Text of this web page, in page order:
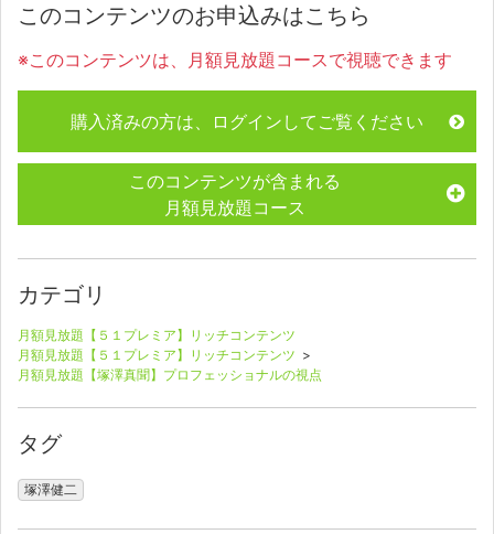
このコンテンツのお申込みはこちら
※このコンテンツは、月額見放題コースで視聴できます
購入済みの方は、ログインしてご覧ください
このコンテンツが含まれる
月額見放題コース
カテゴリ
月額見放題【５１プレミア】リッチコンテンツ
月額見放題【５１プレミア】リッチコンテンツ >
月額見放題【塚澤真聞】プロフェッショナルの視点
タグ
塚澤健二